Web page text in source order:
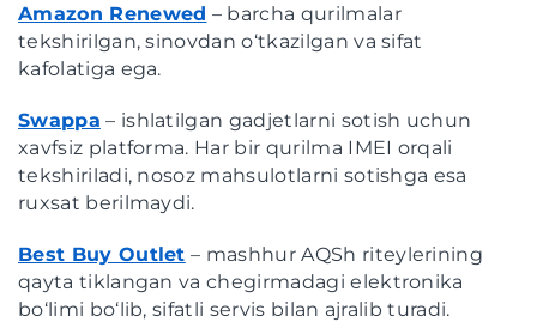
Amazon Renewed – barcha qurilmalar
tekshirilgan, sinovdan o‘tkazilgan va sifat
kafolatiga ega.
Swappa – ishlatilgan gadjetlarni sotish uchun
xavfsiz platforma. Har bir qurilma IMEI orqali
tekshiriladi, nosoz mahsulotlarni sotishga esa
ruxsat berilmaydi.
Best Buy Outlet – mashhur AQSh riteylerining
qayta tiklangan va chegirmadagi elektronika
bo‘limi bo‘lib, sifatli servis bilan ajralib turadi.